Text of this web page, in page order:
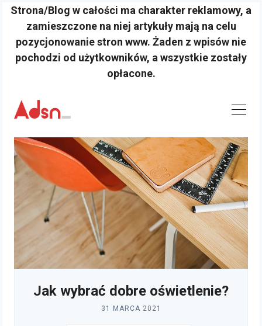
Strona/Blog w całości ma charakter reklamowy, a
zamieszczone na niej artykuły mają na celu
pozycjonowanie stron www. Żaden z wpisów nie
pochodzi od użytkowników, a wszystkie zostały
opłacone.
content
Jak wybrać dobre oświetlenie?
31 MARCA 2021